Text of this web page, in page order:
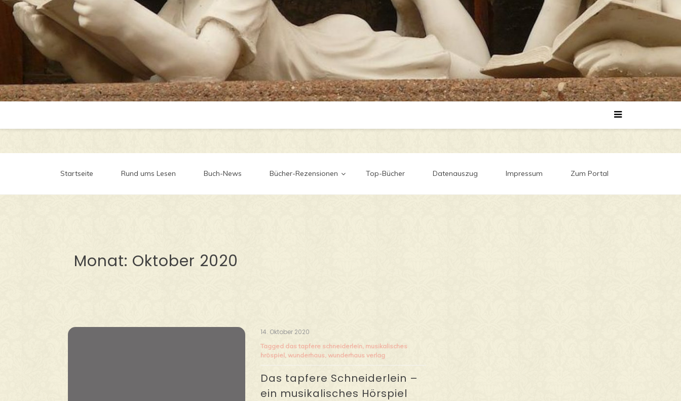
Startseite Rund ums Lesen Buch-News Bücher-Rezensionen Top-Bücher Datenauszug Impressum Zum Portal
Monat: Oktober 2020
14. Oktober 2020
Tagged das tapfere schneiderlein musikalisches
hröspiel ,wunderhaus ,wunderhaus verlag
Das tapfere Schneiderlein –
ein musikalisches Hörspiel